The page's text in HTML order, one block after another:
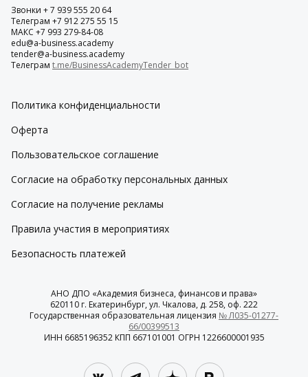
Звонки + 7 939 555 20 64
Телеграм +7 912 275 55 15
МАКС +7 993 279-84-08
edu@a-business.academy
tender@a-business.academy
Телеграм t.me/BusinessAcademyTender_bot
Политика конфиденциальности
Оферта
Пользовательское соглашение
Согласие на обработку персональных данных
Согласие на получение рекламы
Правила участия в мероприятиях
Безопасность платежей
АНО ДПО «Академия бизнеса, финансов и права»
620110 г. Екатеринбург, ул. Чкалова, д. 258, оф. 222
Государственная образовательная лицензия № Л035-01277-
66/00399513
ИНН 6685196352 КПП 667101001 ОГРН 1226600001935